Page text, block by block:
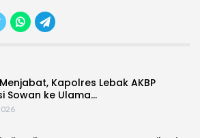
Kapolres Lebak AKBP
Sowan ke Ulama…